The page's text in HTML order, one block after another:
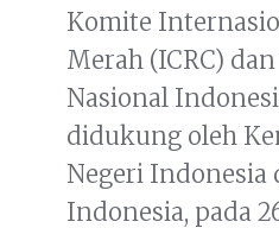
Komite
Merah (ICRC)
Nasional
didukung oleh
Negeri Indonesia
Indonesia, pada